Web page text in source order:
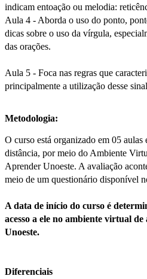
indicam entoação ou melodia:
Aula 4 - Aborda o uso do ponto,
dicas sobre o uso da vírgula,
das orações.
Aula 5 - Foca nas regras que
principalmente a utilização desse
Metodologia:
O curso está organizado em 05 aulas
distância, por meio do Ambiente
Aprender Unoeste. A avaliação
meio de um questionário disponível
A data de início do curso é
acesso a ele no ambiente virtual
Unoeste.
Diferenciais